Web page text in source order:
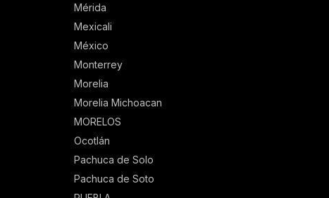
Mérida
Mexicali
México
Monterrey
Morelia
Morelia Michoacan
MORELOS
Ocotlán
Pachuca de Solo
Pachuca de Soto